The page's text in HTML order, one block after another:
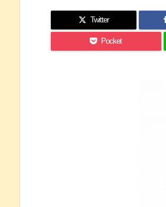
Twitter
Pocket